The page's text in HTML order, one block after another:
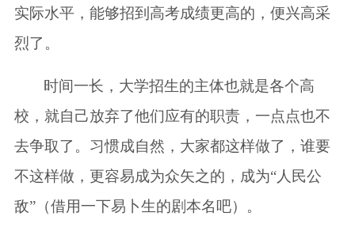
实际水平，能够招到高考成绩更高的，便兴高采
烈了。
时间一长，大学招生的主体也就是各个高
校，就自己放弃了他们应有的职责，一点点也不
去争取了。习惯成自然，大家都这样做了，谁要
不这样做，更容易成为众矢之的，成为“人民公
敌”（借用一下易卜生的剧本名吧）。